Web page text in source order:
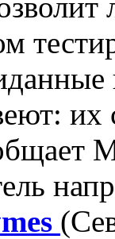
их